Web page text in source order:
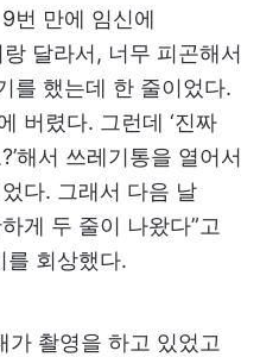
번 만에 임신에
달라서, 너무 피곤해서
를 했는데 한 줄이었다.
버렸다. 그런데 ‘진짜
해서 쓰레기통을 열어서
다. 그래서 다음 날
게 두 줄이 나왔다”고
를 회상했다.
가 촬영을 하고 있었고